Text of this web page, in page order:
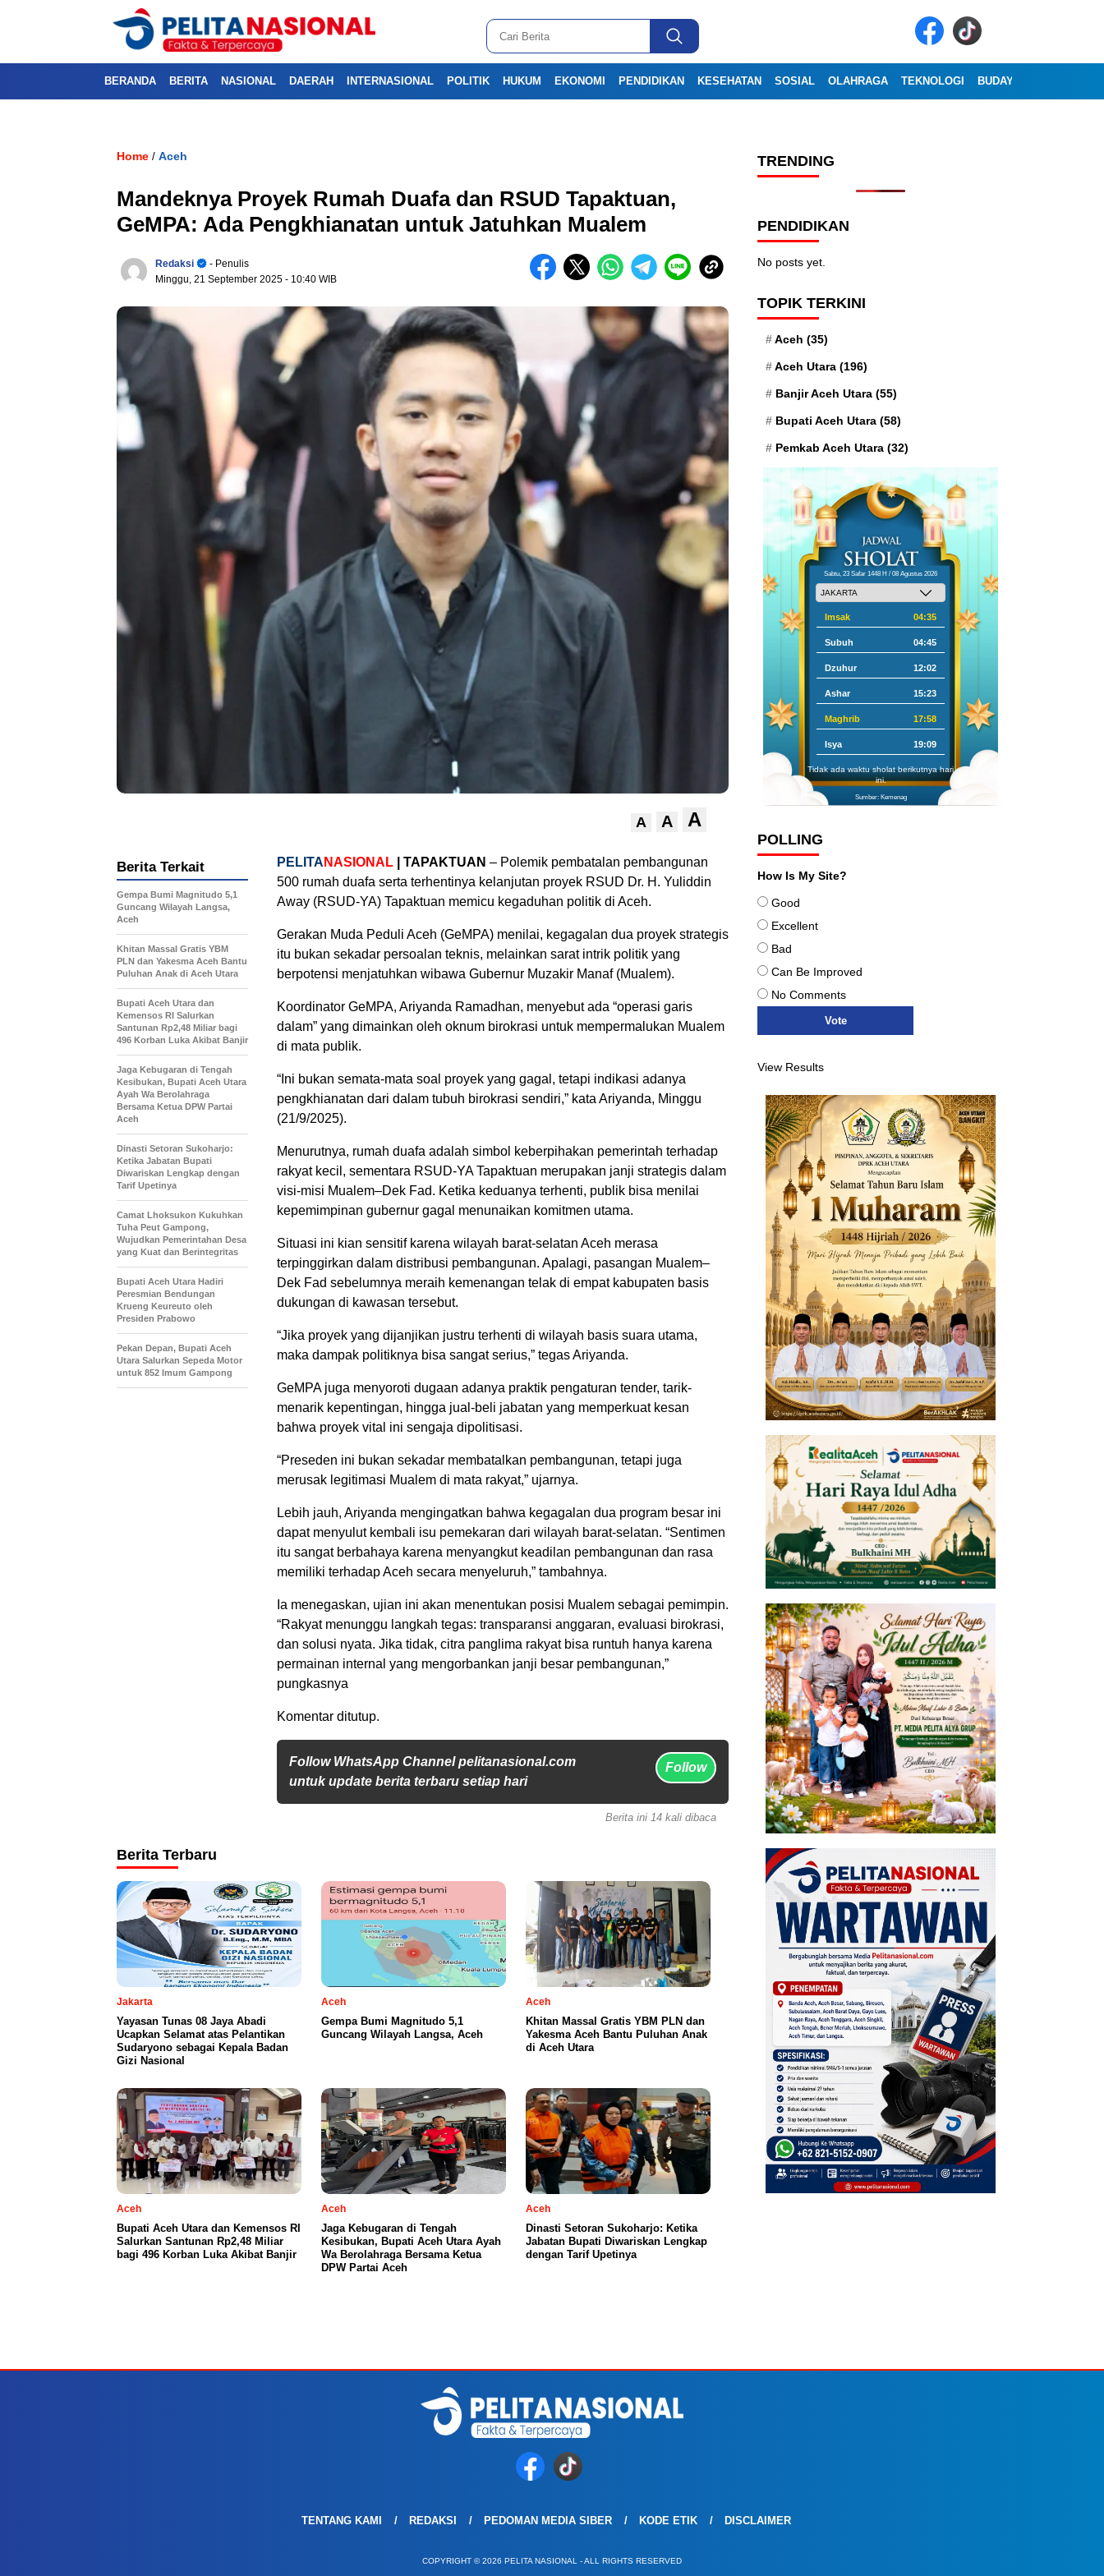
BERANDA BERITA NASIONAL DAERAH INTERNASIONAL POLITIK HUKUM EKONOMI PENDIDIKAN KESEHATAN SOSIAL OLAHRAGA TEKNOLOGI BUDAYA
Home / Aceh
Mandeknya Proyek Rumah Duafa dan RSUD Tapaktuan,
GeMPA: Ada Pengkhianatan untuk Jatuhkan Mualem
Redaksi
- Penulis
Minggu, 21 September 2025 - 10:40 WIB
A A A
PELITA NASIONAL | TAPAKTUAN – Polemik pembatalan pembangunan
500 rumah duafa serta terhentinya kelanjutan proyek RSUD Dr. H. Yuliddin
Away (RSUD-YA) Tapaktuan memicu kegaduhan politik di Aceh.
Gerakan Muda Peduli Aceh (GeMPA) menilai, kegagalan dua proyek strategis
itu bukan sekadar persoalan teknis, melainkan sarat intrik politik yang
berpotensi menjatuhkan wibawa Gubernur Muzakir Manaf (Mualem).
Koordinator GeMPA, Ariyanda Ramadhan, menyebut ada “operasi garis
dalam” yang dimainkan oleh oknum birokrasi untuk mempermalukan Mualem
di mata publik.
“Ini bukan semata-mata soal proyek yang gagal, tetapi indikasi adanya
pengkhianatan dari dalam tubuh birokrasi sendiri,” kata Ariyanda, Minggu
(21/9/2025).
Menurutnya, rumah duafa adalah simbol keberpihakan pemerintah terhadap
rakyat kecil, sementara RSUD-YA Tapaktuan merupakan janji strategis dalam
visi-misi Mualem–Dek Fad. Ketika keduanya terhenti, publik bisa menilai
kepemimpinan gubernur gagal menunaikan komitmen utama.
Situasi ini kian sensitif karena wilayah barat-selatan Aceh merasa
terpinggirkan dalam distribusi pembangunan. Apalagi, pasangan Mualem–
Dek Fad sebelumnya meraih kemenangan telak di empat kabupaten basis
dukungan di kawasan tersebut.
“Jika proyek yang dijanjikan justru terhenti di wilayah basis suara utama,
maka dampak politiknya bisa sangat serius,” tegas Ariyanda.
GeMPA juga menyoroti dugaan adanya praktik pengaturan tender, tarik-
menarik kepentingan, hingga jual-beli jabatan yang memperkuat kesan
bahwa proyek vital ini sengaja dipolitisasi.
“Preseden ini bukan sekadar membatalkan pembangunan, tetapi juga
merusak legitimasi Mualem di mata rakyat,” ujarnya.
Lebih jauh, Ariyanda mengingatkan bahwa kegagalan dua program besar ini
dapat menyulut kembali isu pemekaran dari wilayah barat-selatan. “Sentimen
itu sangat berbahaya karena menyangkut keadilan pembangunan dan rasa
memiliki terhadap Aceh secara menyeluruh,” tambahnya.
Ia menegaskan, ujian ini akan menentukan posisi Mualem sebagai pemimpin.
“Rakyat menunggu langkah tegas: transparansi anggaran, evaluasi birokrasi,
dan solusi nyata. Jika tidak, citra panglima rakyat bisa runtuh hanya karena
permainan internal yang mengorbankan janji besar pembangunan,”
pungkasnya
Komentar ditutup.
Follow WhatsApp Channel pelitanasional.com
untuk update berita terbaru setiap hari
Follow
Berita Terkait
Gempa Bumi Magnitudo 5,1
Guncang Wilayah Langsa,
Aceh
Khitan Massal Gratis YBM
PLN dan Yakesma Aceh Bantu
Puluhan Anak di Aceh Utara
Bupati Aceh Utara dan
Kemensos RI Salurkan
Santunan Rp2,48 Miliar bagi
496 Korban Luka Akibat Banjir
Jaga Kebugaran di Tengah
Kesibukan, Bupati Aceh Utara
Ayah Wa Berolahraga
Bersama Ketua DPW Partai
Aceh
Dinasti Setoran Sukoharjo:
Ketika Jabatan Bupati
Diwariskan Lengkap dengan
Tarif Upetinya
Camat Lhoksukon Kukuhkan
Tuha Peut Gampong,
Wujudkan Pemerintahan Desa
yang Kuat dan Berintegritas
Bupati Aceh Utara Hadiri
Peresmian Bendungan
Krueng Keureuto oleh
Presiden Prabowo
Pekan Depan, Bupati Aceh
Utara Salurkan Sepeda Motor
untuk 852 Imum Gampong
Berita ini 14 kali dibaca
Berita Terbaru
Jakarta
Yayasan Tunas 08 Jaya Abadi
Ucapkan Selamat atas Pelantikan
Sudaryono sebagai Kepala Badan
Gizi Nasional
Aceh
Gempa Bumi Magnitudo 5,1
Guncang Wilayah Langsa, Aceh
Aceh
Khitan Massal Gratis YBM PLN dan
Yakesma Aceh Bantu Puluhan Anak
di Aceh Utara
Aceh
Bupati Aceh Utara dan Kemensos RI
Salurkan Santunan Rp2,48 Miliar
bagi 496 Korban Luka Akibat Banjir
Aceh
Jaga Kebugaran di Tengah
Kesibukan, Bupati Aceh Utara Ayah
Wa Berolahraga Bersama Ketua
DPW Partai Aceh
Aceh
Dinasti Setoran Sukoharjo: Ketika
Jabatan Bupati Diwariskan Lengkap
dengan Tarif Upetinya
TRENDING
PENDIDIKAN
No posts yet.
TOPIK TERKINI
Aceh (35)
Aceh Utara (196)
Banjir Aceh Utara (55)
Bupati Aceh Utara (58)
Pemkab Aceh Utara (32)
Sabtu, 23 Safar 1448 H / 08 Agustus 2026
Imsak 04:35
Subuh 04:45
Dzuhur 12:02
Ashar 15:23
Maghrib 17:58
Isya 19:09
Tidak ada waktu sholat berikutnya hari
ini.
Sumber: Kemenag
POLLING
How Is My Site?
Good
Excellent
Bad
Can Be Improved
No Comments
View Results
TENTANG KAMI REDAKSI PEDOMAN MEDIA SIBER KODE ETIK DISCLAIMER
COPYRIGHT © 2026 PELITA NASIONAL - ALL RIGHTS RESERVED